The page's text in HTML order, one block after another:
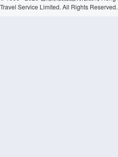
Travel Service Limited. All Rights